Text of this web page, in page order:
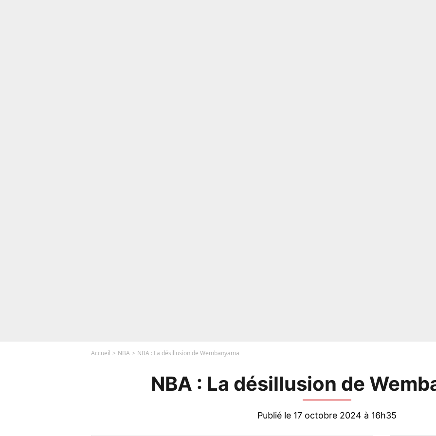
Accueil NBA NBA : La désillusion de Wembanyama
NBA : La désillusion de
Publié le 17 octobre 2024 à 16h35